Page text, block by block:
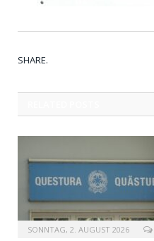
SHARE.
SONNTAG, 2. AUGUST 2026